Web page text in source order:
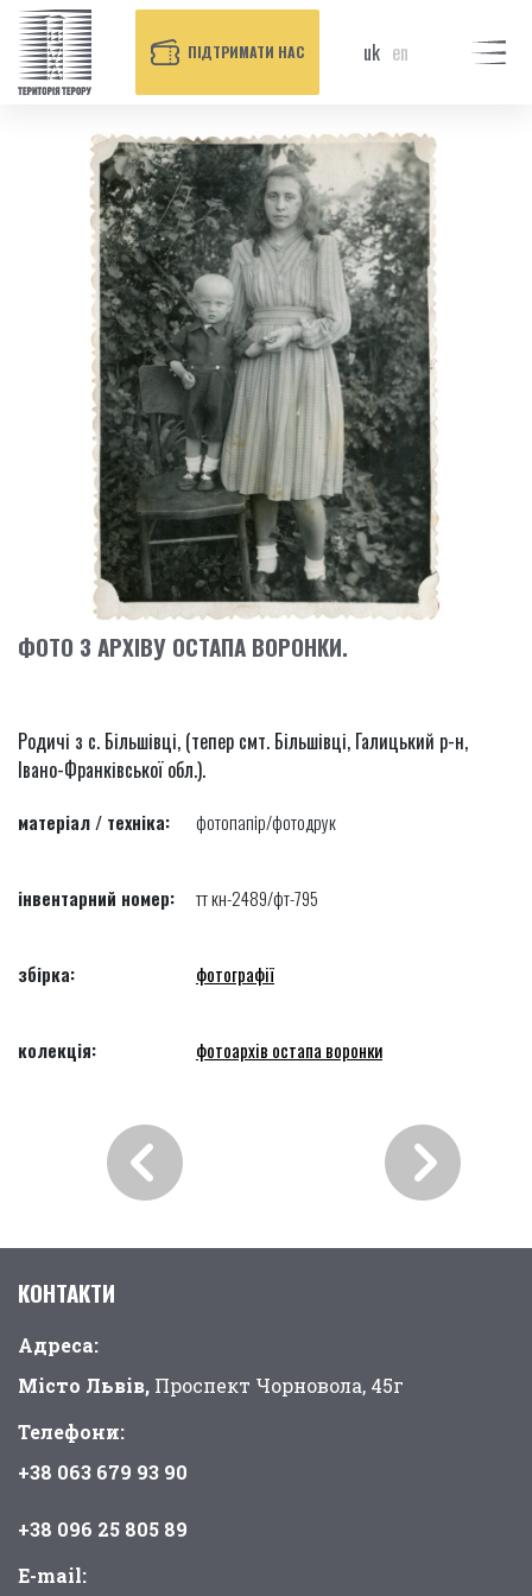
ПІДТРИМАТИ НАС uk en
ФОТО З АРХІВУ ОСТАПА ВОРОНКИ.
Родичі з с. Більшівці, (тепер смт. Більшівці, Галицький р-н,
Івано-Франківської обл.).
матеріал / техніка: фотопапір/фотодрук
інвентарний номер: тт кн-2489/фт-795
збірка: фотографії
колекція: фотоархів остапа воронки
КОНТАКТИ
Адреса:
Місто Львів, Проспект Чорновола, 45г
Телефони:
+38 063 679 93 90
+38 096 25 805 89
E-mail: